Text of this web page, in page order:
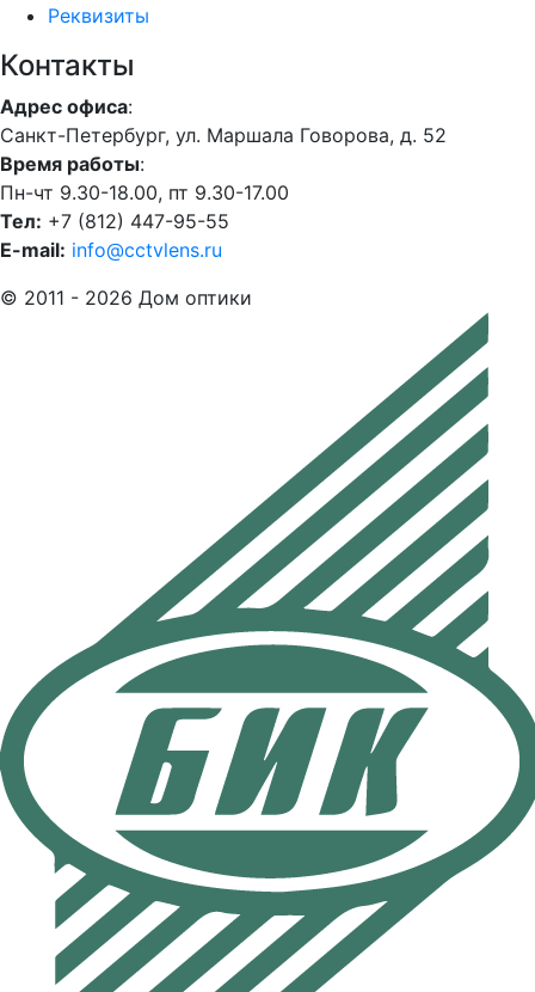
Реквизиты
Контакты
Адрес офиса:
Санкт-Петербург, ул. Маршала Говорова, д. 52
Время работы:
Пн-чт 9.30-18.00, пт 9.30-17.00
Тел: +7 (812) 447-95-55
E-mail: info@cctvlens.ru
© 2011 - 2026 Дом оптики